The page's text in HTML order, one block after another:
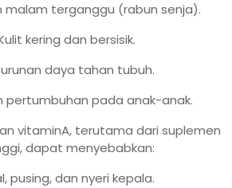
malam terganggu (rabun senja).
kering dan bersisik.
daya tahan tubuh.
pertumbuhan pada anak-anak.
vitaminA, terutama dari suplemen
dapat menyebabkan:
pusing, dan nyeri kepala.